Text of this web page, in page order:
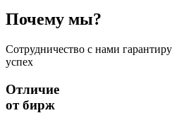
Почему мы?
Сотрудничество с нами
успех
Отличие
от бирж